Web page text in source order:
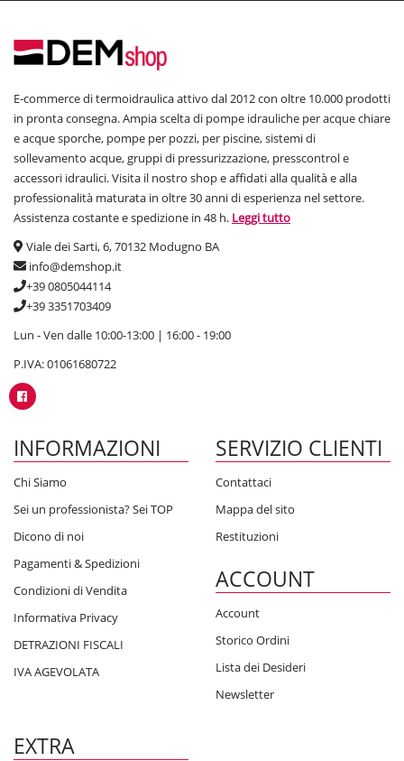
E-commerce di termoidraulica attivo dal 2012 con oltre 10.000 prodotti
in pronta consegna. Ampia scelta di pompe idrauliche per acque chiare
e acque sporche, pompe per pozzi, per piscine, sistemi di
sollevamento acque, gruppi di pressurizzazione, presscontrol e
accessori idraulici. Visita il nostro shop e affidati alla qualità e alla
professionalità maturata in oltre 30 anni di esperienza nel settore.
Assistenza costante e spedizione in 48 h. Leggi tutto
Viale dei Sarti, 6, 70132 Modugno BA
info@demshop.it
+39 0805044114
+39 3351703409
Lun - Ven dalle 10:00-13:00 | 16:00 - 19:00
P.IVA: 01061680722
INFORMAZIONI
Chi Siamo
Sei un professionista? Sei TOP
Dicono di noi
Pagamenti & Spedizioni
Condizioni di Vendita
Informativa Privacy
DETRAZIONI FISCALI
IVA AGEVOLATA
SERVIZIO CLIENTI
Contattaci
Mappa del sito
Restituzioni
ACCOUNT
Account
Storico Ordini
Lista dei Desideri
Newsletter
EXTRA